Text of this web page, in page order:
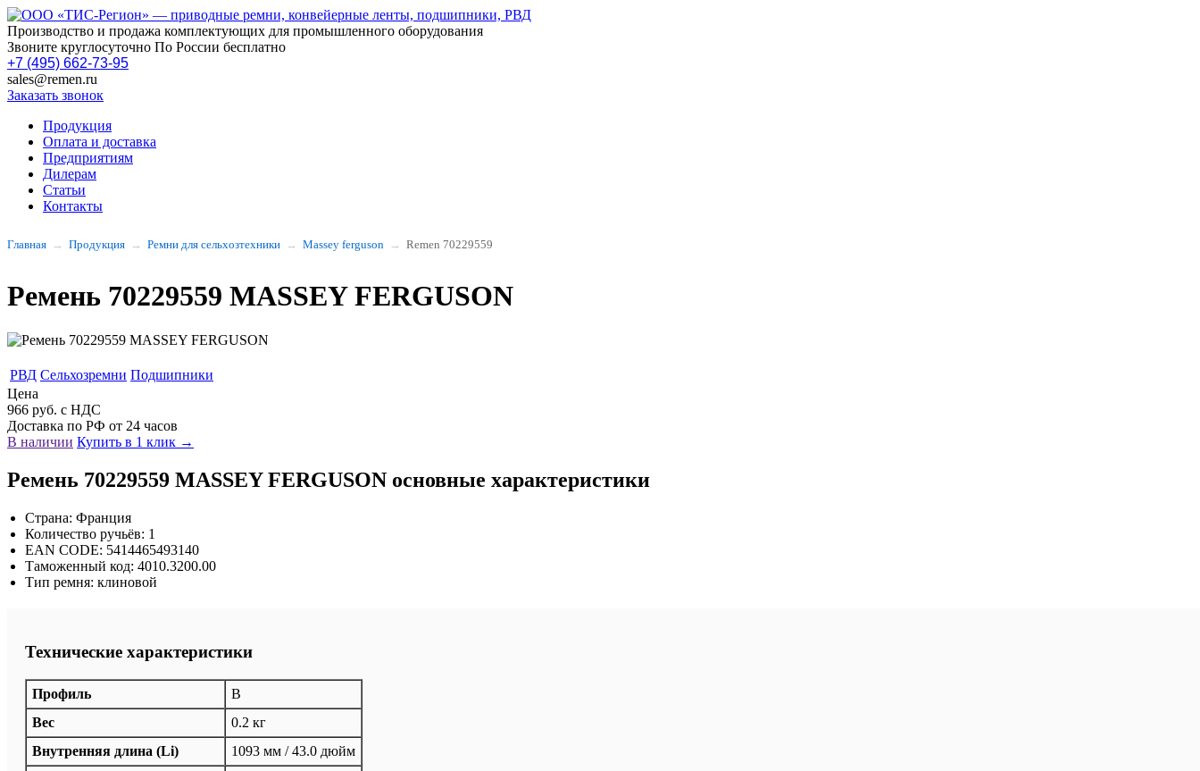
Производство и продажа комплектующих для промышленного оборудования
Звоните круглосуточно По России бесплатно
+7 (495) 662-73-95
sales@remen.ru
Заказать звонок
Продукция
Оплата и доставка
Предприятиям
Дилерам
Статьи
Контакты
Главная Продукция Ремни для сельхозтехники Massey ferguson Remen 70229559
Ремень 70229559 MASSEY FERGUSON
РВД Сельхозремни Подшипники
Цена
966 руб. с НДС
Доставка по РФ от 24 часов
В наличии Купить в 1 клик →
Ремень 70229559 MASSEY FERGUSON основные характеристики
Страна: Франция
Количество ручьёв: 1
EAN CODE: 5414465493140
Таможенный код: 4010.3200.00
Тип ремня: клиновой
Технические характеристики
Профиль
B
Вес
0.2 кг
Внутренняя длина (Li)
1093 мм / 43.0 дюйм